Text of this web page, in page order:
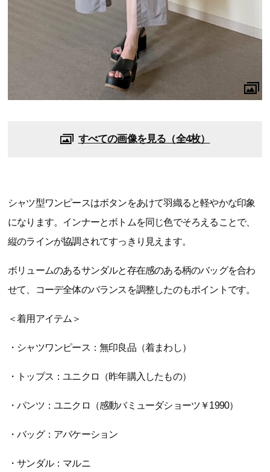
すべての画像を見る（全4枚）
シャツ型ワンピースはボタンをあけて羽織ると軽やかな印象
になります。インナーとボトムを同じ色でそろえることで、
縦のラインが協調されてすっきり見えます。
ボリュームのあるサンダルと存在感のある柄のバッグを合わ
せて、コーデ全体のバランスを調整したのもポイントです。
＜着用アイテム＞
・シャツワンピース：無印良品（着まわし）
・トップス：ユニクロ（昨年購入したもの）
・パンツ：ユニクロ（感動バミューダショーツ￥1990）
・バッグ：アバケーション
・サンダル：マルニ